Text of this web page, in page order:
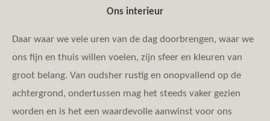
Ons interieur
Daar waar we vele uren van de dag doorbrengen, waar we
ons fijn en thuis willen voelen, zijn sfeer en kleuren van
groot belang. Van oudsher rustig en onopvallend op de
achtergrond, ondertussen mag het steeds vaker gezien
worden en is het een waardevolle aanwinst voor ons